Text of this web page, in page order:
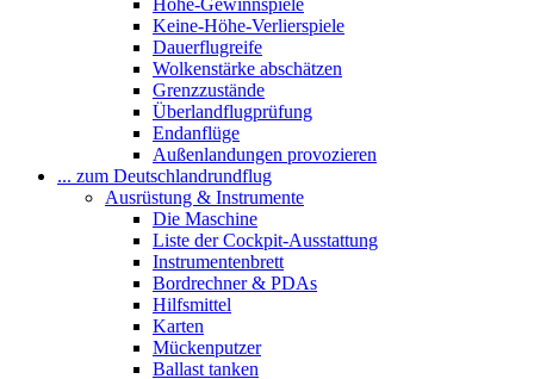
Höhe-Gewinnspiele
Keine-Höhe-Verlierspiele
Dauerflugreife
Wolkenstärke abschätzen
Grenzzustände
Überlandflugprüfung
Endanflüge
Außenlandungen provozieren
... zum Deutschlandrundflug
Ausrüstung & Instrumente
Die Maschine
Liste der Cockpit-Ausstattung
Instrumentenbrett
Bordrechner & PDAs
Hilfsmittel
Karten
Mückenputzer
Ballast tanken